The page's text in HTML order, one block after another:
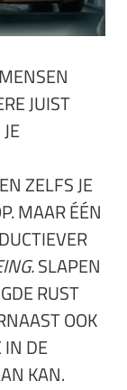
JUIST
ZELFS JE
MAAR ÉÉN
SLAPEN
RUST
OOK
IN DE
KAN.